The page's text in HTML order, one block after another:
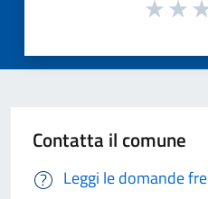
Contatta il comune
Leggi le domande